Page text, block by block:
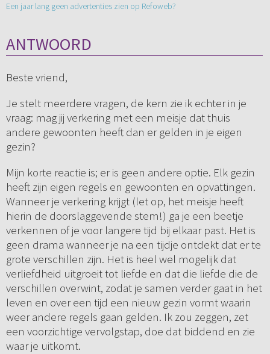
Een jaar lang geen advertenties zien op Refoweb?
ANTWOORD
Beste vriend,
Je stelt meerdere vragen, de kern zie ik echter in je
vraag: mag jij verkering met een meisje dat thuis
andere gewoonten heeft dan er gelden in je eigen
gezin?
Mijn korte reactie is; er is geen andere optie. Elk gezin
heeft zijn eigen regels en gewoonten en opvattingen.
Wanneer je verkering krijgt (let op, het meisje heeft
hierin de doorslaggevende stem!) ga je een beetje
verkennen of je voor langere tijd bij elkaar past. Het is
geen drama wanneer je na een tijdje ontdekt dat er te
grote verschillen zijn. Het is heel wel mogelijk dat
verliefdheid uitgroeit tot liefde en dat die liefde die de
verschillen overwint, zodat je samen verder gaat in het
leven en over een tijd een nieuw gezin vormt waarin
weer andere regels gaan gelden. Ik zou zeggen, zet
een voorzichtige vervolgstap, doe dat biddend en zie
waar je uitkomt.